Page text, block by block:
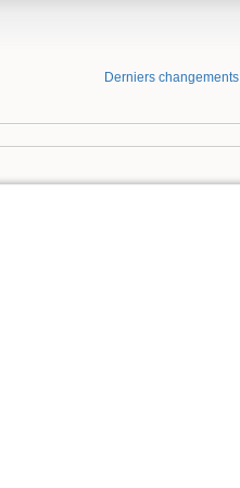
Derniers changements